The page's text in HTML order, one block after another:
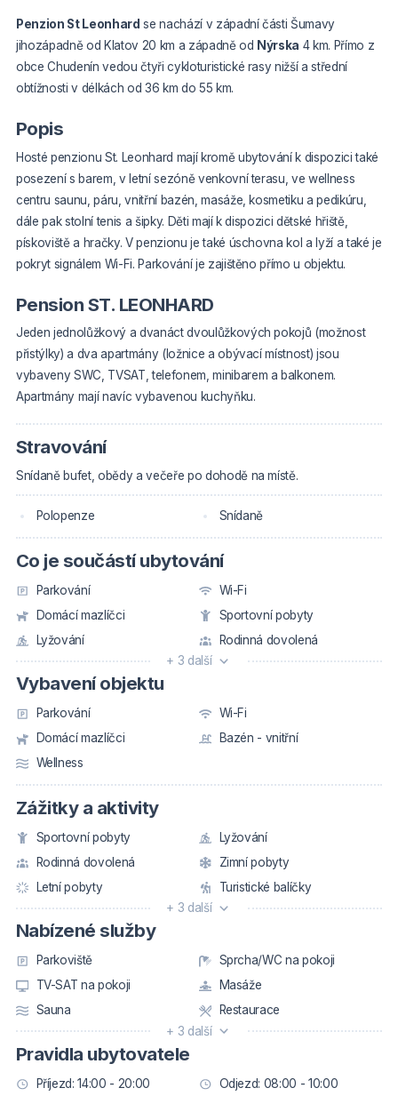
Penzion St Leonhard se nachází v západní části Šumavy
jihozápadně od Klatov 20 km a západně od Nýrska 4 km. Přímo z
obce Chudenín vedou čtyři cykloturistické rasy nižší a střední
obtížnosti v délkách od 36 km do 55 km.
Popis
Hosté penzionu St. Leonhard mají kromě ubytování k dispozici také
posezení s barem, v letní sezóně venkovní terasu, ve wellness
centru saunu, páru, vnitřní bazén, masáže, kosmetiku a pedikúru,
dále pak stolní tenis a šipky. Děti mají k dispozici dětské hřiště,
pískoviště a hračky. V penzionu je také úschovna kol a lyží a také je
pokryt signálem Wi-Fi. Parkování je zajištěno přímo u objektu.
Pension ST. LEONHARD
Jeden jednolůžkový a dvanáct dvoulůžkových pokojů (možnost
přistýlky) a dva apartmány (ložnice a obývací místnost) jsou
vybaveny SWC, TVSAT, telefonem, minibarem a balkonem.
Apartmány mají navíc vybavenou kuchyňku.
Stravování
Snídaně bufet, obědy a večeře po dohodě na místě.
Polopenze Snídaně
Co je součástí ubytování
Parkování
Wi-Fi
Domácí mazlíčci
Sportovní pobyty
Lyžování
Rodinná dovolená
+ 3 další
Vybavení objektu
Parkování
Wi-Fi
Domácí mazlíčci
Bazén - vnitřní
Wellness
Zážitky a aktivity
Sportovní pobyty
Lyžování
Rodinná dovolená
Zimní pobyty
Letní pobyty
Turistické balíčky
+ 3 další
Nabízené služby
Parkoviště
Sprcha/WC na pokoji
TV-SAT na pokoji
Masáže
Sauna
Restaurace
+ 3 další
Pravidla ubytovatele
Příjezd: 14:00 - 20:00 Odjezd: 08:00 - 10:00